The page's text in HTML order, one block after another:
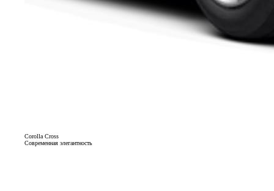
Corolla Cross
Современная элегантность